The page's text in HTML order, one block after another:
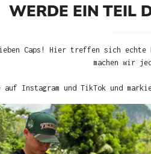
WERDE EIN TEIL
Caps! Hier treffen sich
machen wir
auf Instagram und TikTok und